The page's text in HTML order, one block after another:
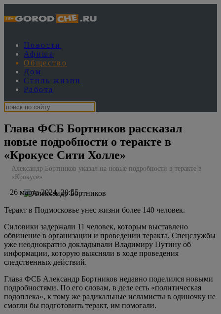
Новости
Афиша
Общество
Дом
Стиль жизни
Работа
Глава ФСБ Бортников рассказал
новые подробности о теракте в
«Крокусе Сити Холле»
Александр Бортников указал на новые подробности в теракте в
«Крокусе»
26 марта 2024, 20:55
Теракт в Подмосковье унес жизни более 140 человек.
Силовики задержали 11 человек, которым выставлено
обвинение в организации и проведении теракта. Спецслужбы
уже неоднократно докладывали Владимиру Путину об
информации, которую выясняли в ходе проведения
следственных действий.
Глава ФСБ Александр Бортников недавно поделился новыми
подробностями. По его словам, в деле есть «политическая
подоплека», к тому же радикальные исламисты в одиночку не
смогли бы подготовить теракт, им помогали.